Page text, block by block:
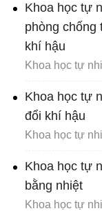
Khoa học tự
phòng chống
khí hậu
Khoa học tự
Khoa học tự
đổi khí hậu
Khoa học tự
Khoa học tự
bằng nhiệt
Khoa học tự